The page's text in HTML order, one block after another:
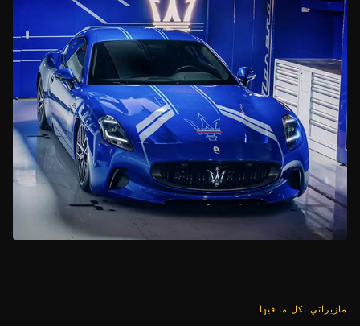
مازيراتي بكل ما فيها